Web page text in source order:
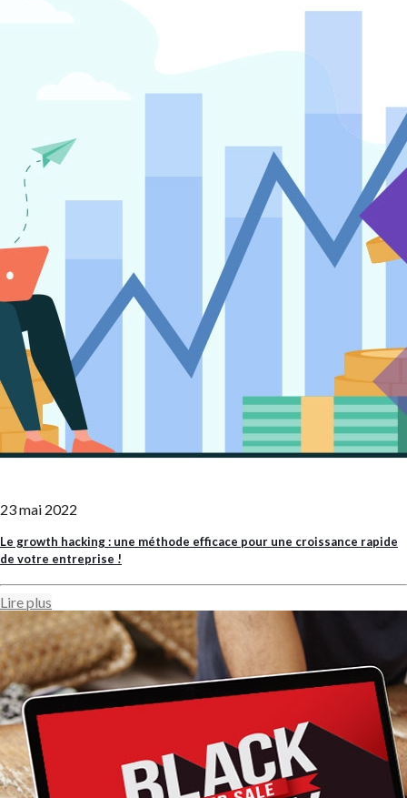
23 mai 2022
Le growth hacking : une méthode efficace pour une croissance rapide
de votre entreprise !
Lire plus